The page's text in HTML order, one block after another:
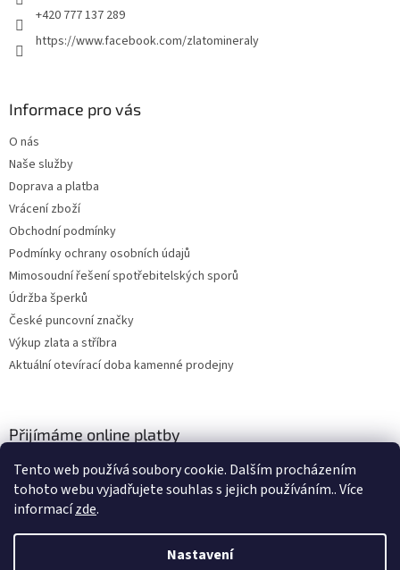
Tento web používá soubory cookie. Dalším procházením
tohoto webu vyjadřujete souhlas s jejich používáním.. Více
informacízde.
Nastavení
+420 777 137 289
https://www.facebook.com/zlatomineraly
Informace pro vás
O nás
Naše služby
Doprava a platba
Vrácení zboží
Obchodní podmínky
Podmínky ochrany osobních údajů
Mimosoudní řešení spotřebitelských sporů
Údržba šperků
České puncovní značky
Výkup zlata a stříbra
Aktuální otevírací doba kamenné prodejny
Přijímáme online platby
Vytvořil Shoptet